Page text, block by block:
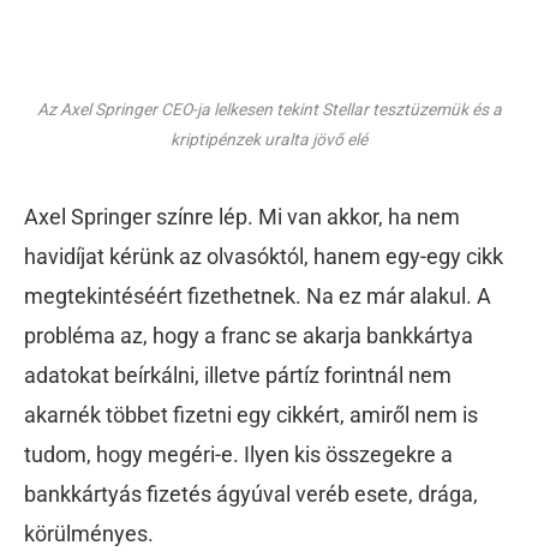
Az Axel Springer CEO-ja lelkesen tekint Stellar tesztüzemük és a
kriptipénzek uralta jövő elé
Axel Springer színre lép. Mi van akkor, ha nem
havidíjat kérünk az olvasóktól, hanem egy-egy cikk
megtekintéséért fizethetnek. Na ez már alakul. A
probléma az, hogy a franc se akarja bankkártya
adatokat beírkálni, illetve pártíz forintnál nem
akarnék többet fizetni egy cikkért, amiről nem is
tudom, hogy megéri-e. Ilyen kis összegekre a
bankkártyás fizetés ágyúval veréb esete, drága,
körülményes.